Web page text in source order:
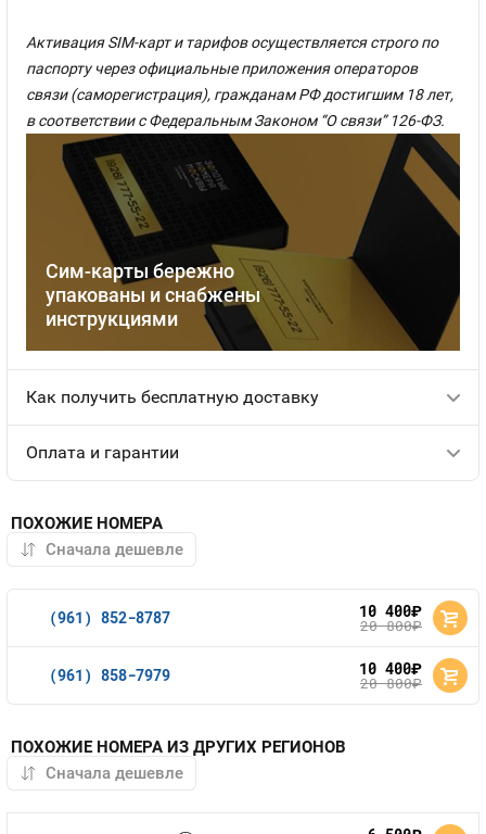
Сим-карты бережно
упакованы и снабжены
инструкциями
Активация SIM-карт и тарифов осуществляется строго по
паспорту через официальные приложения операторов
связи (саморегистрация), гражданам РФ достигшим 18 лет,
в соответствии с Федеральным Законом “О связи” 126-ФЗ.
Как получить бесплатную доставку
Оплата и гарантии
ПОХОЖИЕ НОМЕРА
(961) 852-8787 10 400руб.
20 800руб.
(961) 858-7979 10 400руб.
20 800руб.
ПОХОЖИЕ НОМЕРА ИЗ ДРУГИХ РЕГИОНОВ